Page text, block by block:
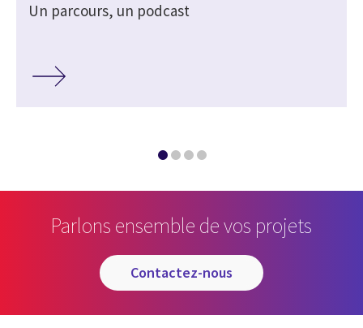
Un parcours, un podcast
Parlons ensemble de vos projets
contactez-nous